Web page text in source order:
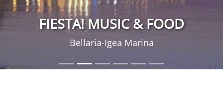
FIESTA! MUSIC & FOOD
Bellaria-Igea Marina